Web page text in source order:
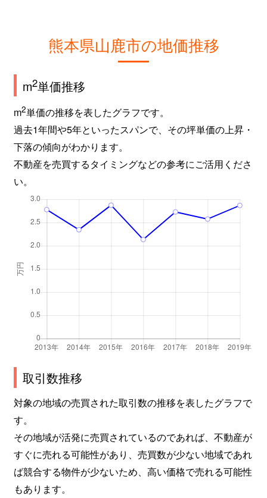
熊本県山鹿市の地価推移
m2単価推移
m2単価の推移を表したグラフです。
過去1年間や5年といったスパンで、その坪単価の上昇・
下落の傾向がわかります。
不動産を売買するタイミングなどの参考にご活用くださ
い。
取引数推移
対象の地域の売買された取引数の推移を表したグラフで
す。
その地域が活発に売買されているのであれば、不動産が
すぐに売れる可能性があり、売買数が少ない地域であれ
ば競合する物件が少ないため、高い価格で売れる可能性
もあります。